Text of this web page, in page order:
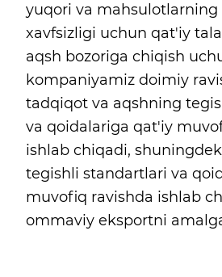
yuqori va mahsulotlarning
xavfsizligi uchun qat'iy
aqsh bozoriga chiqish
kompaniyamiz doimiy
tadqiqot va aqshning
va qoidalariga qat'iy
ishlab chiqadi,
tegishli standartlari va
muvofiq ravishda ishlab
ommaviy eksportni